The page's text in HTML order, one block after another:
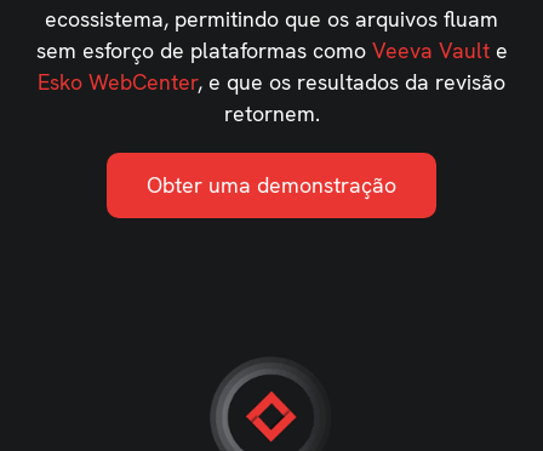
ecossistema, permitindo que os arquivos fluam
sem esforço de plataformas como Veeva Vaulte
Esko WebCenter, e que os resultados da revisão
retornem.
Obter uma demonstração